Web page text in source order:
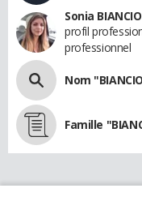
Sonia
profil
professionnel
Nom
Famille